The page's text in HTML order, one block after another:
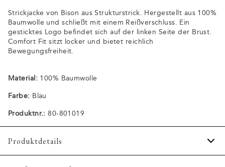
Strickjacke von Bison aus Strukturstrick. Hergestellt aus 100%
Baumwolle und schließt mit einem Reißverschluss. Ein
gesticktes Logo befindet sich auf der linken Seite der Brust.
Comfort Fit sitzt locker und bietet reichlich
Bewegungsfreiheit.
Material:100% Baumwolle
Farbe: Blau
Produktnr.: 80-801019
Produktdetails